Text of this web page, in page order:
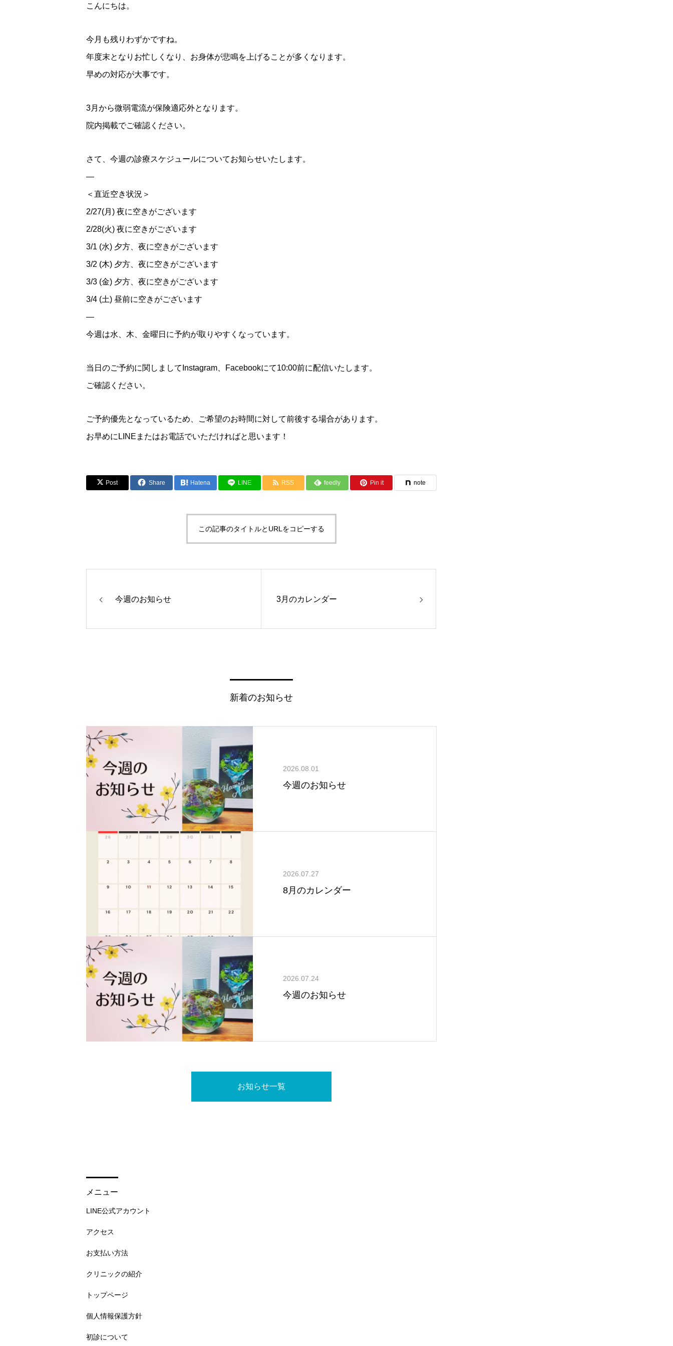
こんにちは。
今月も残りわずかですね。
年度末となりお忙しくなり、お身体が悲鳴を上げることが多くなります。
早めの対応が大事です。
3月から微弱電流が保険適応外となります。
院内掲載でご確認ください。
さて、今週の診療スケジュールについてお知らせいたします。
—
＜直近空き状況＞
2/27(月) 夜に空きがございます
2/28(火) 夜に空きがございます
3/1 (水) 夕方、夜に空きがございます
3/2 (木) 夕方、夜に空きがございます
3/3 (金) 夕方、夜に空きがございます
3/4 (土) 昼前に空きがございます
—
今週は水、木、金曜日に予約が取りやすくなっています。
当日のご予約に関しましてInstagram、Facebookにて10:00前に配信いたします。
ご確認ください。
ご予約優先となっているため、ご希望のお時間に対して前後する場合があります。
お早めにLINEまたはお電話でいただければと思います！
Post Share Hatena LINE RSS feedly Pin it note
この記事のタイトルとURLをコピーする
今週のお知らせ 3月のカレンダー
新着のお知らせ
2026.08.01
今週のお知らせ
2026.07.27
8月のカレンダー
2026.07.24
今週のお知らせ
お知らせ一覧
メニュー
LINE公式アカウント
アクセス
お支払い方法
クリニックの紹介
トップページ
個人情報保護方針
初診について